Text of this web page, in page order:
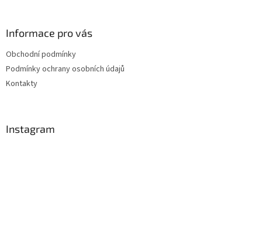
Informace pro vás
Obchodní podmínky
Podmínky ochrany osobních údajů
Kontakty
Instagram